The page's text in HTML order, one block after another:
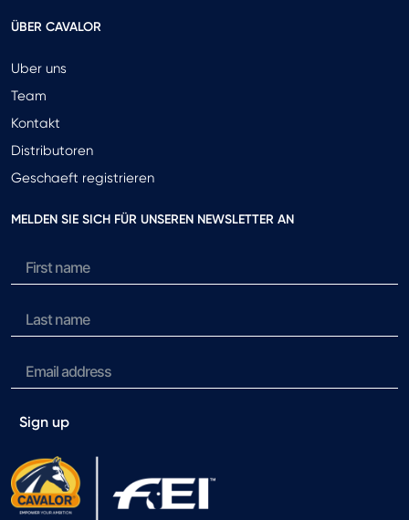
ÜBER CAVALOR
Uber uns
Team
Kontakt
Distributoren
Geschaeft registrieren
MELDEN SIE SICH FÜR UNSEREN NEWSLETTER AN
Sign up